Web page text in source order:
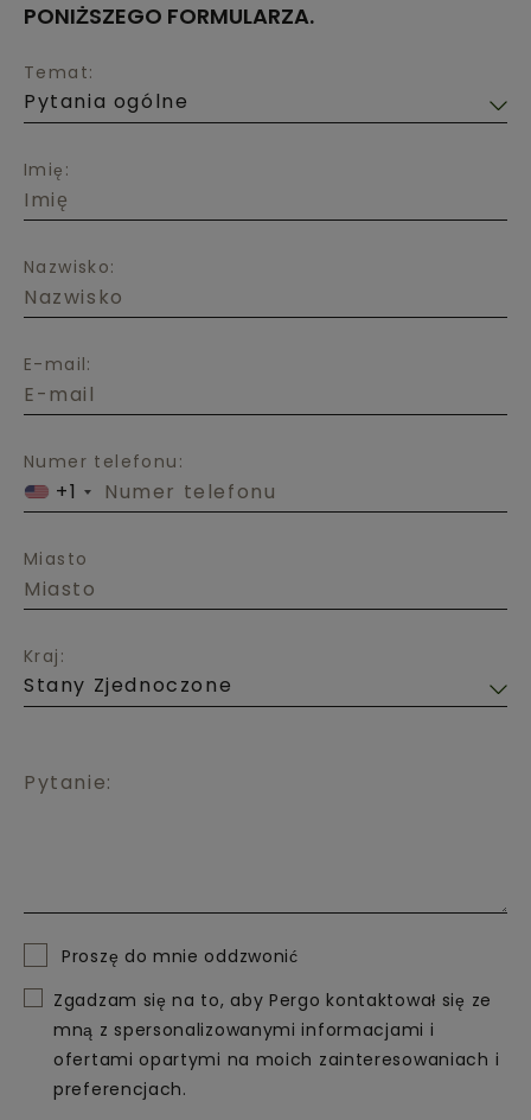
PONIŻSZEGO FORMULARZA.
Temat:
Imię:
Nazwisko:
E-mail:
+1
Numer telefonu:
Miasto
Kraj:
Pytanie:
Proszę do mnie oddzwonić
Zgadzam się na to, aby Pergo kontaktował się ze
mną z spersonalizowanymi informacjami i
ofertami opartymi na moich zainteresowaniach i
preferencjach.